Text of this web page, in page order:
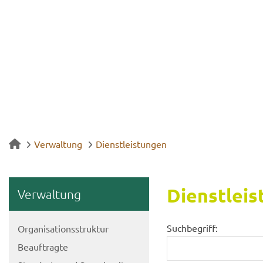
Verwaltung Dienstleistungen
Ver­wal­tung
Or­ga­ni­sa­ti­ons­struk­tur
Be­auf­trag­te
Suchbegriff: